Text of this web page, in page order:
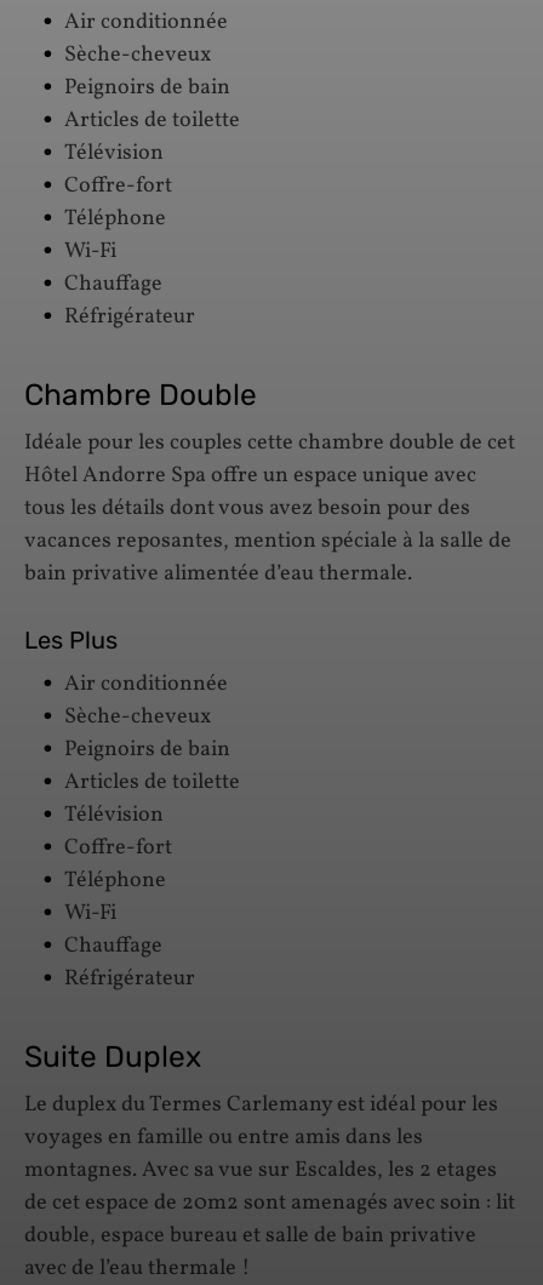
Air conditionnée
Sèche-cheveux
Peignoirs de bain
Articles de toilette
Télévision
Coffre-fort
Téléphone
Wi-Fi
Chauffage
Réfrigérateur
Chambre Double
Idéale pour les couples cette chambre double de cet
Hôtel Andorre Spa offre un espace unique avec
tous les détails dont vous avez besoin pour des
vacances reposantes, mention spéciale à la salle de
bain privative alimentée d’eau thermale.
Les Plus
Air conditionnée
Sèche-cheveux
Peignoirs de bain
Articles de toilette
Télévision
Coffre-fort
Téléphone
Wi-Fi
Chauffage
Réfrigérateur
Suite Duplex
Le duplex du Termes Carlemany est idéal pour les
voyages en famille ou entre amis dans les
montagnes. Avec sa vue sur Escaldes, les 2 etages
de cet espace de 20m2 sont amenagés avec soin : lit
double, espace bureau et salle de bain privative
avec de l’eau thermale !